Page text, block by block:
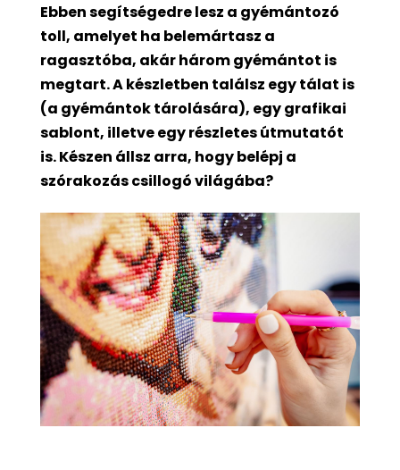
Ebben segítségedre lesz a gyémántozó
toll, amelyet ha belemártasz a
ragasztóba, akár három gyémántot is
megtart. A készletben találsz egy tálat is
(a gyémántok tárolására), egy grafikai
sablont, illetve egy részletes útmutatót
is. Készen állsz arra, hogy belépj a
szórakozás csillogó világába?